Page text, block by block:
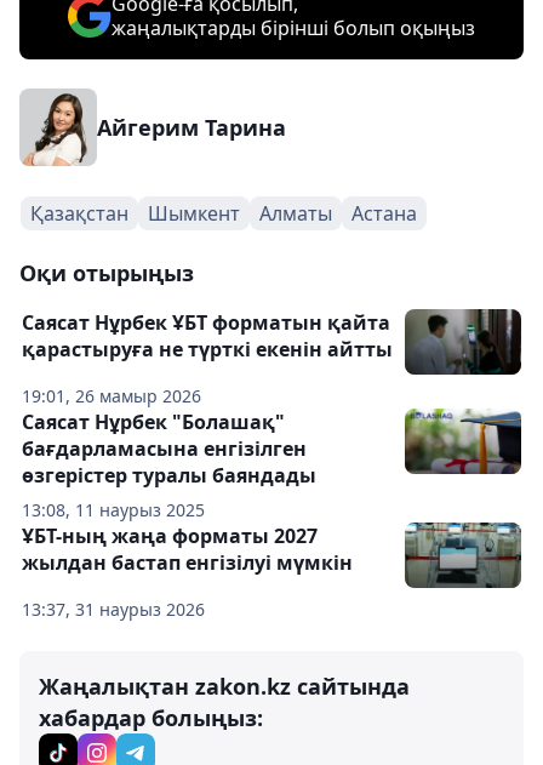
жаңалықтарды бірінші болып оқыңыз
Айгерим Тарина
Қазақстан Шымкент Алматы Астана
Оқи отырыңыз
19:01, 26 мамыр 2026
Саясат Нұрбек ҰБТ форматын қайта
қарастыруға не түрткі екенін айтты
13:08, 11 наурыз 2025
Саясат Нұрбек "Болашақ"
бағдарламасына енгізілген
өзгерістер туралы баяндады
13:37, 31 наурыз 2026
ҰБТ-ның жаңа форматы 2027
жылдан бастап енгізілуі мүмкін
Жаңалықтан zakon.kz сайтында
хабардар болыңыз: